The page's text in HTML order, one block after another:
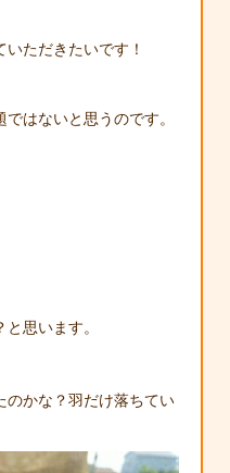
ただきたいです！
はないと思うのです。
思います。
のかな？羽だけ落ちてい